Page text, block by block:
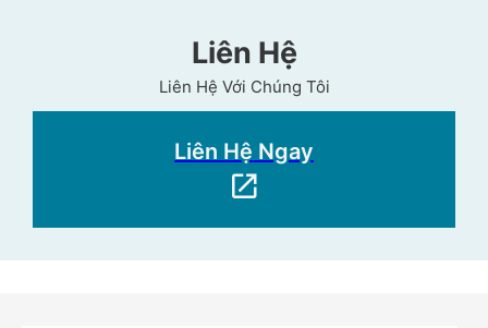
Liên Hệ
Liên Hệ Với Chúng Tôi
Liên Hệ Ngay